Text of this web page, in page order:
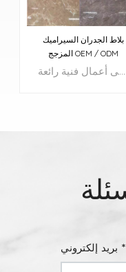
بلاط الجدران السيراميك
المزجج OEM / ODM
تم تصميم هذا البلاط بأقصى قدر من الدقة والاهتمام بالتفاصيل، مما يحول أرضياتك وجدرانك إلى أعمال فنية رائعة.
بريد إلكتروني *